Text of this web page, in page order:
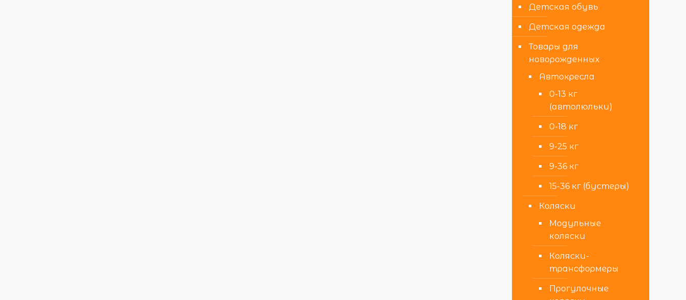
Детская обувь
Детская одежда
Товары для
новорожденных
Автокресла
0-13 кг
(автолюльки)
0-18 кг
9-25 кг
9-36 кг
15-36 кг (бустеры)
Коляски
Модульные
коляски
Коляски-
трансформеры
Прогулочные